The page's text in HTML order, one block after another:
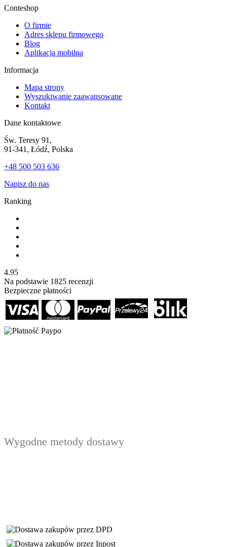
Conteshop
O firmie
Adres sklepu firmowego
Blog
Aplikacja mobilna
Informacja
Mapa strony
Wyszukiwanie zaawansowane
Kontakt
Dane kontaktowe
Św. Teresy 91,
91-341, Łódź, Polska
+48 500 503 636
Napisz do nas
Ranking
4.95
Na podstawie 1825 recenzji
Bezpieczne płatności
Wygodne metody dostawy